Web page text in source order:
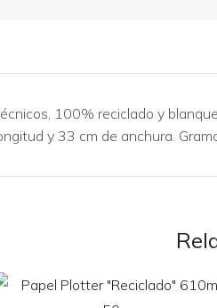
100% reciclado y
y 33 cm de anchura.